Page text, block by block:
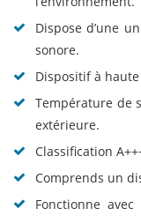
Dispose d’une
sonore.
Dispositif à
Température de
extérieure.
Classification
Comprends un
Fonctionne